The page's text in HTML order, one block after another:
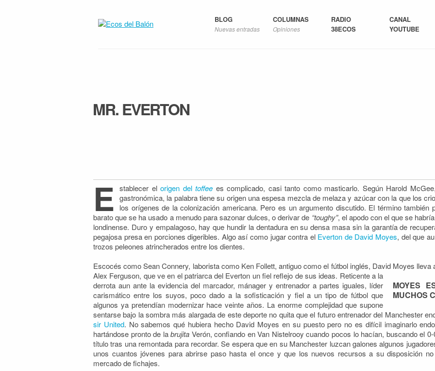
BLOG
Nuevas entradas
COLUMNAS
Opiniones
RADIO
38ECOS
CANAL
YOUTUBE
MR. EVERTON
E stablecer elorigen deltoffee es complicado, casi tanto como masticarlo. Según Harold
gastronómica, la palabra tiene su origen una espesa mezcla de melaza y azúcar con la que los
los orígenes de la colonización americana. Pero es un argumento discutido. El término también
barato que se ha usado a menudo para sazonar dulces, o derivar de “toughy”, el apodo con el que se
londinense. Duro y empalagoso, hay que hundir la dentadura en su densa masa sin la garantía de
pegajosa presa en porciones digeribles. Algo así como jugar contra el Everton de David Moyes, del que
trozos peleones atrincherados entre los dientes.
Escocés como Sean Connery, laborista como Ken Follett, antiguo como el fútbol inglés, David Moyes
Alex Ferguson, que ve en el patriarca del Everton
MOYES
MUCHOS
un fiel reflejo de sus ideas. Reticente a la
derrota aun ante la evidencia del marcador, mánager y entrenador a partes iguales, líder
carismático entre los suyos, poco dado a la sofisticación y fiel a un tipo de fútbol que
algunos ya pretendían modernizar hace veinte años. La enorme complejidad que supone
sentarse bajo la sombra más alargada de este deporte no quita que el futuro entrenador del Manchester
sir United. No sabemos qué hubiera hecho David Moyes en su puesto pero no es difícil imaginarlo
hartándose pronto de labrujita Verón, confiando en Van Nistelrooy cuando pocos lo hacían, buscando el
título tras una remontada para recordar. Se espera que en su Manchester luzcan galones algunos
unos cuantos jóvenes para abrirse paso hasta el once y que los nuevos recursos a su disposición
mercado de fichajes.